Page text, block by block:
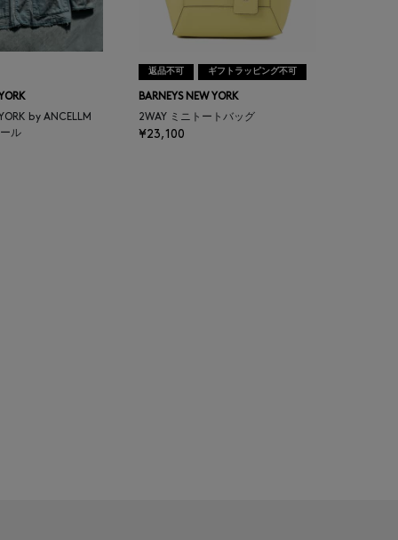
YORK by ANCELLM
ル
返品不可 ギフトラッピング不可
BARNEYS NEW YORK
2WAY ミニトートバッグ
¥23,100